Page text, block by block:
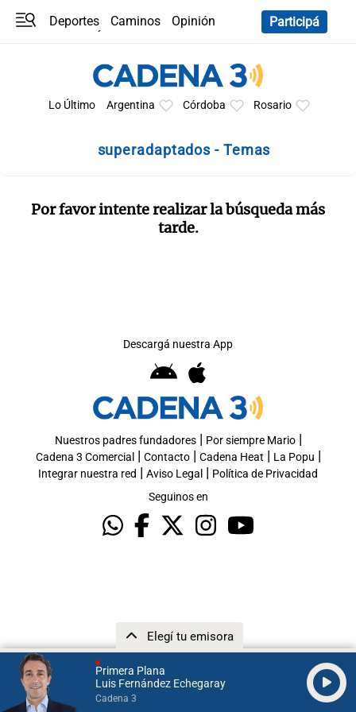
Primera Plana
Luis Fernández Echegaray
Cadena 3
Elegí tu emisora
Deportes Caminos
Opinión
Participá
Lo Último Argentina Córdoba Rosario
superadaptados - Temas
Por favor intente realizar la búsqueda más
tarde.
Descargá nuestra App
Nuestros padres fundadores| Por siempre Mario|
Cadena 3 Comercial | Contacto| Cadena Heat | La Popu |
Integrar nuestra red | Aviso Legal | Política de Privacidad
Seguinos en